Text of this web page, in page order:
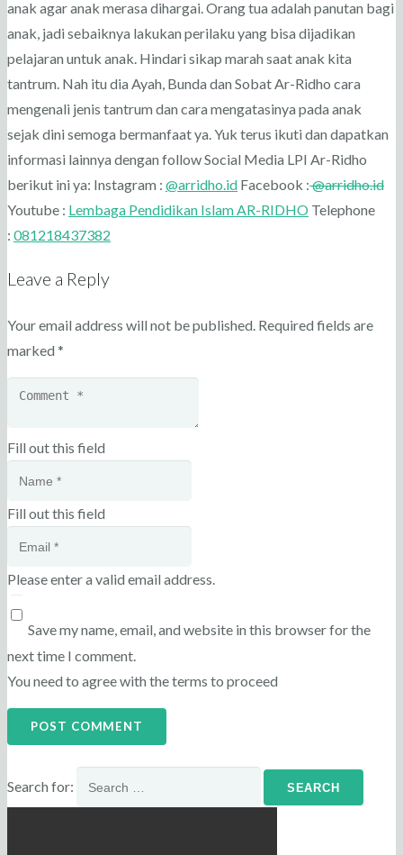
anak agar anak merasa dihargai. Orang tua adalah panutan bagi
anak, jadi sebaiknya lakukan perilaku yang bisa dijadikan
pelajaran untuk anak. Hindari sikap marah saat anak kita
tantrum. Nah itu dia Ayah, Bunda dan Sobat Ar-Ridho cara
mengenali jenis tantrum dan cara mengatasinya pada anak
sejak dini semoga bermanfaat ya. Yuk terus ikuti dan dapatkan
informasi lainnya dengan follow Social Media LPI Ar-Ridho
berikut ini ya: Instagram : @arridho.id Facebook :@arridho.id
Youtube : Lembaga Pendidikan Islam AR-RIDHO Telephone
: 081218437382
Leave a Reply
Your email address will not be published. Required fields are
marked *
Fill out this field
Fill out this field
Please enter a valid email address.
Save my name, email, and website in this browser for the
next time I comment.
You need to agree with the terms to proceed
POST COMMENT
Search for: